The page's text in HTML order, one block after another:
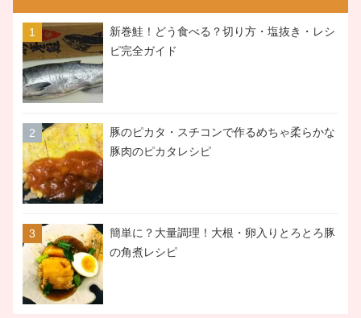
新巻鮭！どう食べる？切り方・塩抜き・レシ
ピ完全ガイド
豚のピカタ・スチコンで作るめちゃ柔らかな
豚肉のピカタレシピ
簡単に？大量調理！大根・卵入りとろとろ豚
の角煮レシピ